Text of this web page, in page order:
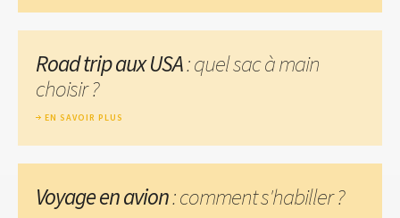
Road trip aux USA: quel sac à main
choisir ?
EN SAVOIR PLUS
Voyage en avion: comment s'habiller ?